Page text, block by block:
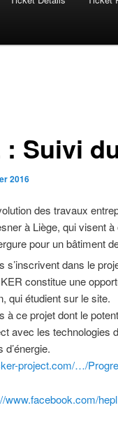
: Suivi
2016
des travaux
à Liège, qui visent
pour un bâtiment
s’inscrivent dans le
constitue une
qui étudient sur le site.
à ce projet dont le
avec les technologies
project.com/…/
www.facebook.com/